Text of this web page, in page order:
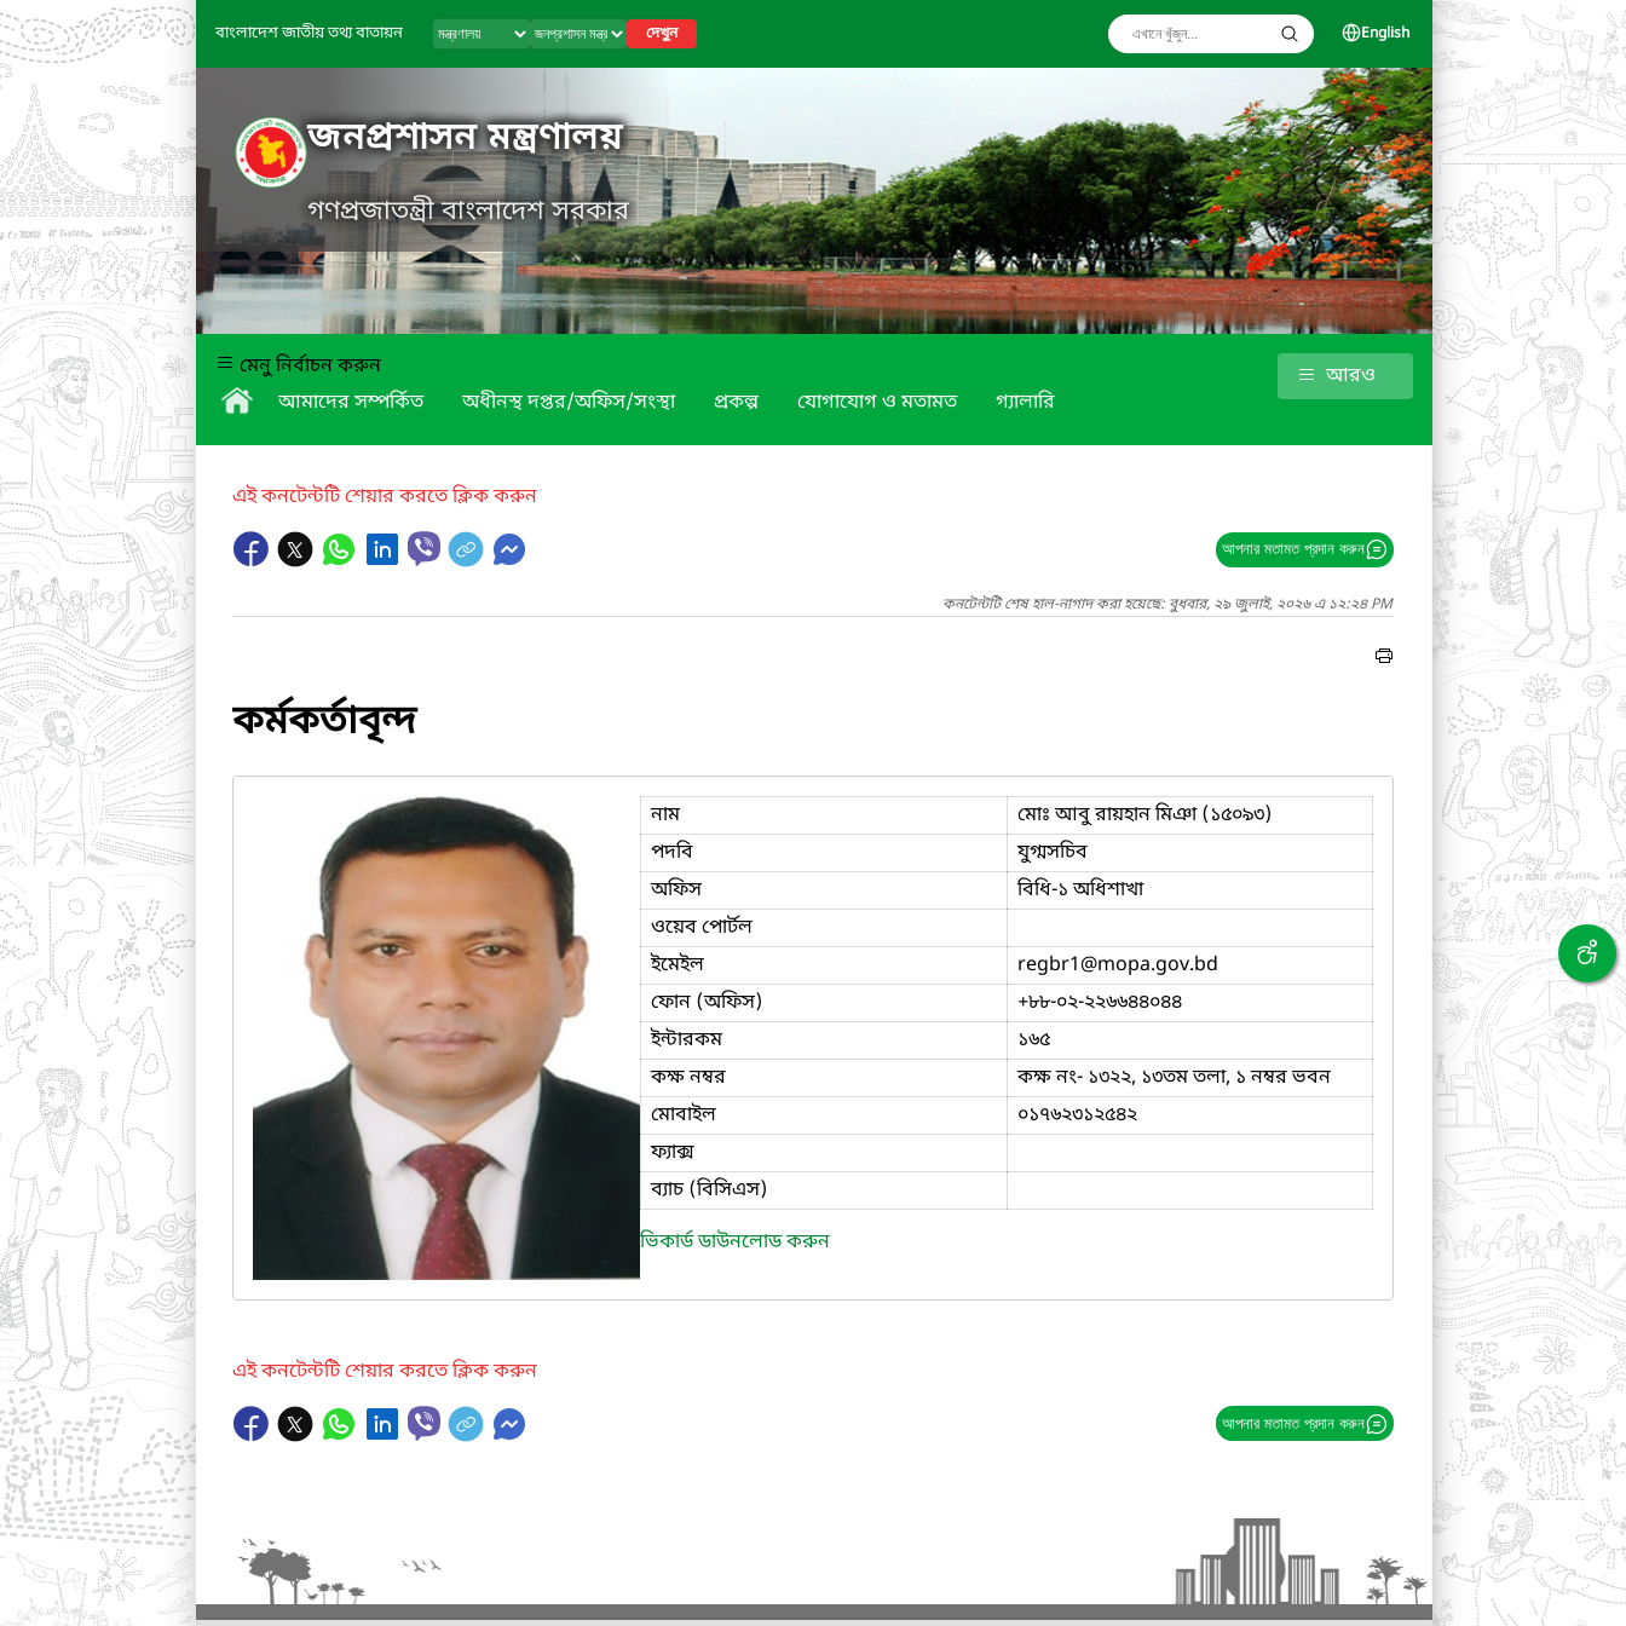
বাংলাদেশ জাতীয় তথ্য বাতায়ন দেখুন English
জনপ্রশাসন মন্ত্রণালয়
গণপ্রজাতন্ত্রী বাংলাদেশ সরকার
মেনু নির্বাচন করুন
আমাদের সম্পর্কিত
অধীনস্থ দপ্তর/অফিস/সংস্থা প্রকল্প যোগাযোগ ও মতামত গ্যালারি
আরও
এই কনটেন্টটি শেয়ার করতে ক্লিক করুন
আপনার মতামত প্রদান করুন
কনটেন্টটি শেষ হাল-নাগাদ করা হয়েছে: বুধবার, ২৯ জুলাই, ২০২৬ এ ১২:২৪ PM
কর্মকর্তাবৃন্দ
নাম
মোঃ আবু রায়হান মিঞা (১৫০৯৩)
পদবি
যুগ্মসচিব
অফিস
বিধি-১ অধিশাখা
ওয়েব পোর্টল
ইমেইল
regbr1@mopa.gov.bd
ফোন (অফিস)
+৮৮-০২-২২৬৬৪৪০৪৪
ইন্টারকম
১৬৫
কক্ষ নম্বর
কক্ষ নং- ১৩২২, ১৩তম তলা, ১ নম্বর ভবন
মোবাইল
০১৭৬২৩১২৫৪২
ফ্যাক্স
ব্যাচ (বিসিএস)
ভিকার্ড ডাউনলোড করুন
এই কনটেন্টটি শেয়ার করতে ক্লিক করুন
আপনার মতামত প্রদান করুন